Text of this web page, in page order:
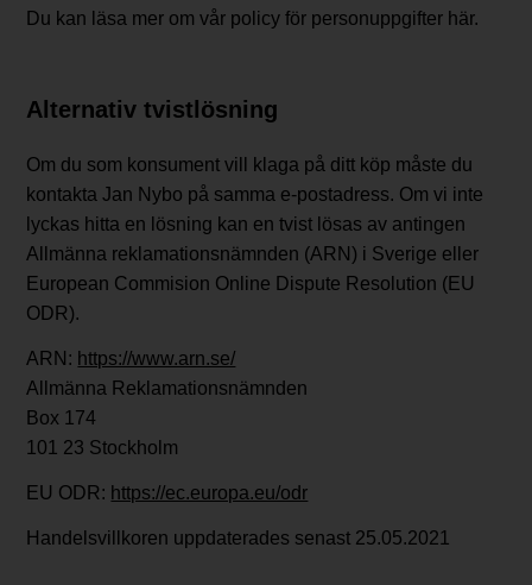
Du kan läsa mer om vår policy för personuppgifter här.
Alternativ tvistlösning
Om du som konsument vill klaga på ditt köp måste du
kontakta Jan Nybo på samma e-postadress. Om vi ​​inte
lyckas hitta en lösning kan en tvist lösas av antingen
Allmänna reklamationsnämnden (ARN) i Sverige eller
European Commision Online Dispute Resolution (EU
ODR).
ARN: https://www.arn.se/
Allmänna Reklamationsnämnden
Box 174
101 23 Stockholm
EU ODR: https://ec.europa.eu/odr
Handelsvillkoren uppdaterades senast 25.05.2021